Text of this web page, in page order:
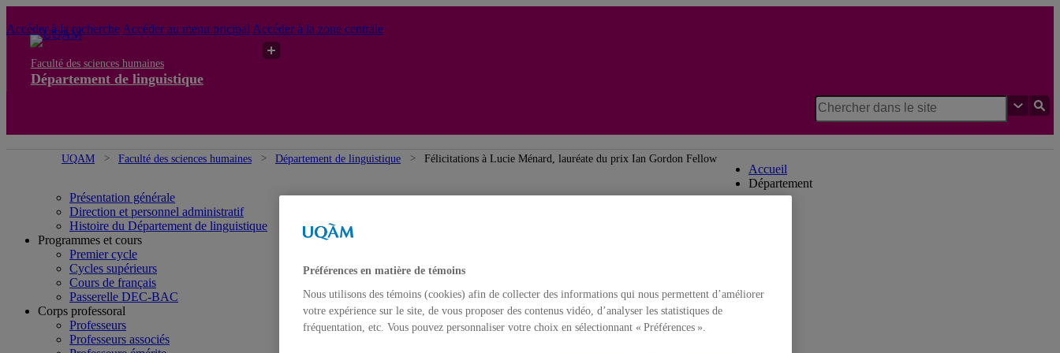
Accéder à la recherche Accéder au menu pricipal Accéder à la zone centrale
Faculté des sciences humaines
Département de linguistique
UQAM Faculté des sciences humaines Département de linguistique Félicitations à Lucie Ménard, lauréate du prix Ian Gordon Fellow
Accueil
Département
Présentation générale
Direction et personnel administratif
Histoire du Département de linguistique
Programmes et cours
Premier cycle
Cycles supérieurs
Cours de français
Passerelle DEC-BAC
Corps professoral
Professeurs
Professeurs associés
Préférences en matière de témoins
Nous utilisons des témoins (cookies) afin de collecter des informations qui nous permettent d’améliorer
votre expérience sur le site, de vous proposer des contenus vidéo, d’analyser les statistiques de
fréquentation, etc. Vous pouvez personnaliser votre choix en sélectionnant « Préférences ».